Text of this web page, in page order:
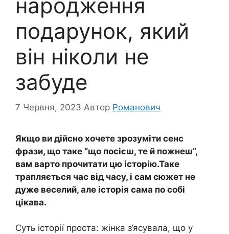
народження
подарунок, який
він ніколи не
забуде
7 Червня, 2023 Автор Романович
Якщо ви дійсно хочете зрозуміти сенс
фрази, що таке “що посієш, те й пожнеш”,
вам варто прочитати цю історію.Таке
трапляється час від часу, і сам сюжет не
дуже веселий, але історія сама по собі
цікава.
Суть історії проста: жінка з’ясувала, що у